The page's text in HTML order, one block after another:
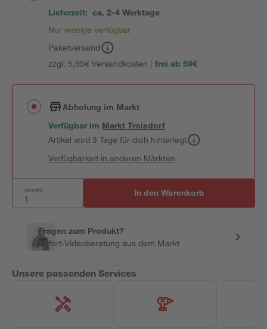
Lieferzeit: ca. 2-4 Werktage
Nur wenige verfügbar
Paketversand
zzgl. 5,95€ Versandkosten | frei ab 59€
Abholung im Markt
Verfügbar im MarktTroisdorf
Artikel wird 3 Tage für dich hinterlegt
Verfügbarkeit in anderen Märkten
Anzahl: In den Warenkorb
Fragen zum Produkt?
Sofort-Videoberatung aus dem Markt
Unsere passenden Services